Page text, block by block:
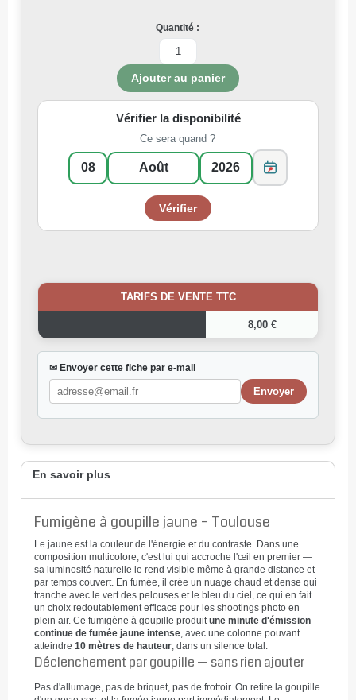
Quantité :
Vérifier la disponibilité
Ce sera quand ?
TARIFS DE VENTE TTC
8,00 €
✉ Envoyer cette fiche par e-mail
En savoir plus
Fumigène à goupille jaune – Toulouse
Le jaune est la couleur de l'énergie et du contraste. Dans une
composition multicolore, c'est lui qui accroche l'œil en premier —
sa luminosité naturelle le rend visible même à grande distance et
par temps couvert. En fumée, il crée un nuage chaud et dense qui
tranche avec le vert des pelouses et le bleu du ciel, ce qui en fait
un choix redoutablement efficace pour les shootings photo en
plein air. Ce fumigène à goupille produitune minute d'émission
continue de fumée jaune intense, avec une colonne pouvant
atteindre 10 mètres de hauteur, dans un silence total.
Déclenchement par goupille — sans rien ajouter
Pas d'allumage, pas de briquet, pas de frottoir. On retire la goupille